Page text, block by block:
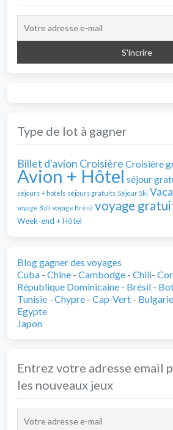
Type de lot à gagner
Billet d'avion Croisière Croisière
Avion + Hôtel séjour
séjours + hotels séjours gratuits Séjour Ski
voyage Bali voyage Brésil voyage
Week-end + Hôtel
Blog gagner des voyages
Cuba - Chine - Cambodge - Chili-
République Dominicaine - Brésil -
Tunisie - Chypre - Cap-Vert - Bulgarie
Egypte
Japon
Entrez votre adresse email
les nouveaux jeux